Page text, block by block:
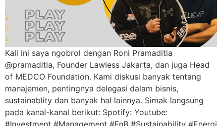
Kali ini saya ngobrol dengan Roni Pramaditia
@pramaditia, Founder Lawless Jakarta, dan juga Head
of MEDCO Foundation. Kami diskusi banyak tentang
manajemen, pentingnya delegasi dalam bisnis,
sustainablity dan banyak hal lainnya. Simak langsung
pada kanal-kanal berikut: Spotify: Youtube:
#Investment #Management #FnB #Sustainability #Energi